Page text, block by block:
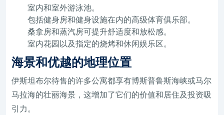
室内和室外游泳池。
包括健身房和健身设施在内的高级体育俱乐部。
桑拿房和蒸汽房可提升舒适度和放松感。
室内花园以及指定的烧烤和休闲娱乐区。
海景和优越的地理位置
伊斯坦布尔待售的许多公寓都享有博斯普鲁斯海峡或马尔
马拉海的壮丽海景，这增加了它们的价值和居住及投资吸
引力。